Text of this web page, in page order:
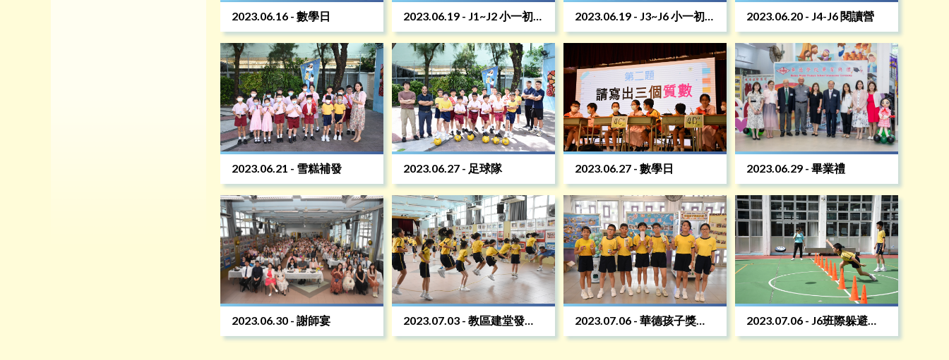
2023.06.16 - 數學日
2023.06.19 - J1~J2 小一初
體驗英語話劇
2023.06.19 - J3~J6 小一初
體驗英語話劇
2023.06.20 - J4-J6 閱讀營
2023.06.21 - 雪糕補發 2023.06.27 - 足球隊 2023.06.27 - 數學日 2023.06.29 - 畢業禮
2023.06.30 - 謝師宴
2023.07.03 - 教區建堂發展
籌款跳繩活動日
2023.07.06 - 華德孩子獎勵
計劃
2023.07.06 - J6班際躲避盤
比賽